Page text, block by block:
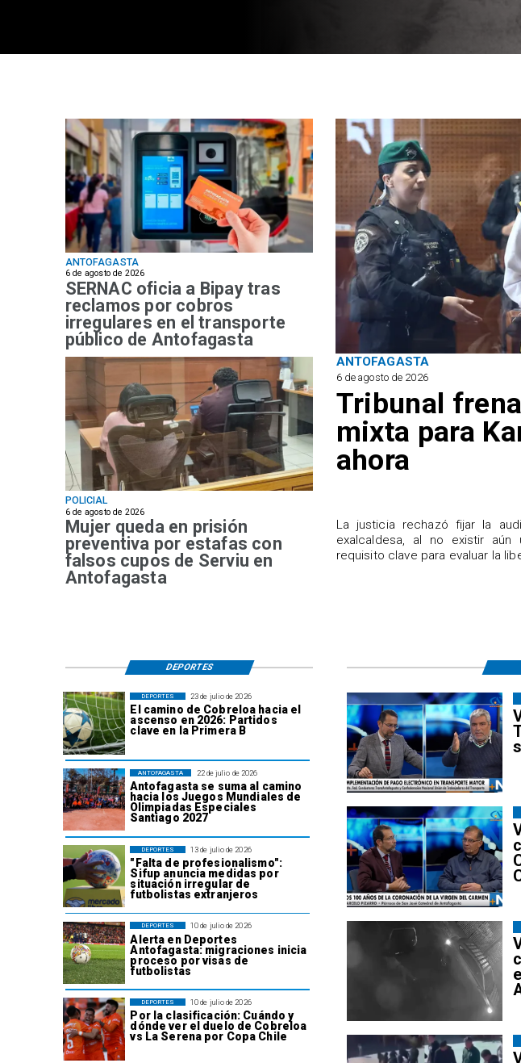
ANTOFAGASTA
6 de agosto de 2026
SERNAC oficia a Bipay tras
reclamos por cobros
irregulares en el transporte
público de Antofagasta
ANTOFAGASTA
6 de agosto de 2026
Tribunal
mixta para
ahora
​La justicia rechazó fijar la
exalcaldesa, al no existir aún
requisito clave para evaluar la
POLICIAL
6 de agosto de 2026
Mujer queda en prisión
preventiva por estafas con
falsos cupos de Serviu en
Antofagasta
23 de julio de 2026
El camino de Cobreloa hacia el
ascenso en 2026: Partidos
clave en la Primera B
DEPORTES
22 de julio de 2026
Antofagasta se suma al camino
hacia los Juegos Mundiales de
Olimpiadas Especiales
Santiago 2027
ANTOFAGASTA
13 de julio de 2026
"Falta de profesionalismo":
Sifup anuncia medidas por
situación irregular de
futbolistas extranjeros
DEPORTES
10 de julio de 2026
Alerta en Deportes
Antofagasta: migraciones inicia
proceso por visas de
futbolistas
DEPORTES
10 de julio de 2026
Por la clasificación: Cuándo y
dónde ver el duelo de Cobreloa
vs La Serena por Copa Chile
DEPORTES
DEPORTES